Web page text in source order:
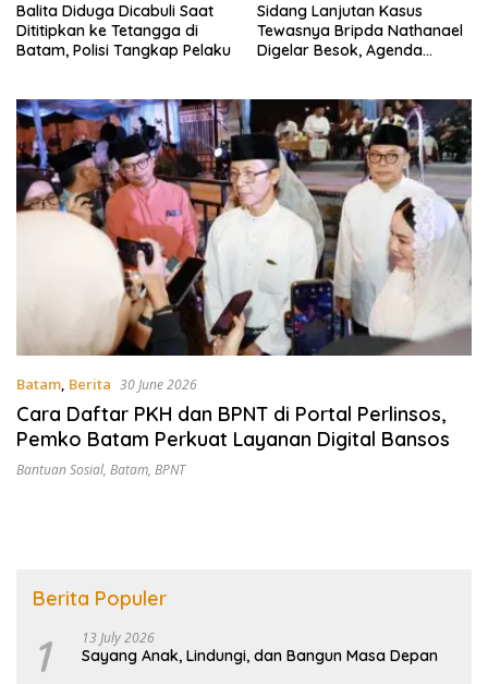
Balita Diduga Dicabuli Saat
Dititipkan ke Tetangga di
Batam, Polisi Tangkap Pelaku
Sidang Lanjutan Kasus
Tewasnya Bripda Nathanael
Digelar Besok, Agenda
Batam, Berita 30 June 2026
Cara Daftar PKH dan BPNT di Portal Perlinsos,
Pemko Batam Perkuat Layanan Digital Bansos
Bantuan Sosial, Batam, BPNT
Berita Populer
1 13 July 2026
Sayang Anak, Lindungi, dan Bangun Masa Depan